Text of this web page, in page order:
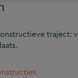
traject: